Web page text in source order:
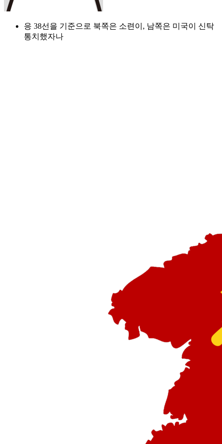
응 38선을 기준으로 북쪽은 소련이, 남쪽은 미국이 신탁
통치했자나